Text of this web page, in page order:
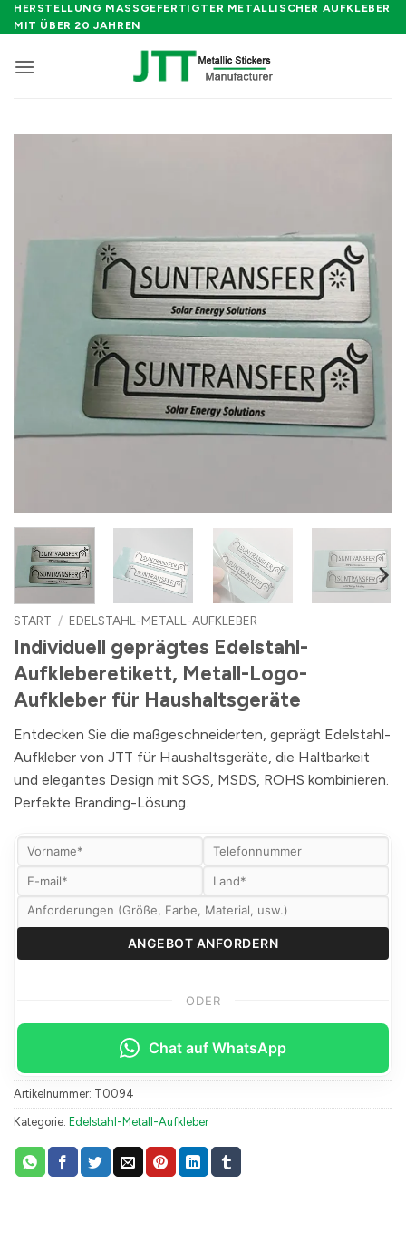
Zum
Inhalt
HERSTELLUNG MASSGEFERTIGTER METALLISCHER AUFKLEBER M
IT ÜBER 20 JAHREN
START / EDELSTAHL-METALL-AUFKLEBER
Individuell geprägtes Edelstahl-
Aufkleberetikett, Metall-Logo-
Aufkleber für Haushaltsgeräte
Entdecken Sie die maßgeschneiderten, geprägt Edelstahl-
Aufkleber von JTT für Haushaltsgeräte, die Haltbarkeit
und elegantes Design mit SGS, MSDS, ROHS kombinieren.
Perfekte Branding-Lösung.
ODER
Chat auf WhatsApp
Artikelnummer: T0094
Kategorie: Edelstahl-Metall-Aufkleber